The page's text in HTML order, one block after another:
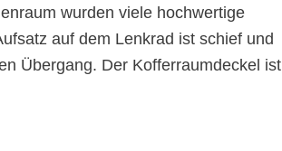
wurden viele hochwertige
auf dem Lenkrad ist schief und
Übergang. Der Kofferraumdeckel ist